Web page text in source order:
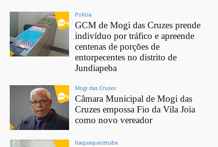
Polícia
GCM de Mogi das Cruzes prende
indivíduo por tráfico e apreende
centenas de porções de
entorpecentes no distrito de
Jundiapeba
Mogi das Cruzes
Câmara Municipal de Mogi das
Cruzes empossa Fio da Vila Joia
como novo vereador
Itaquaquecetuba